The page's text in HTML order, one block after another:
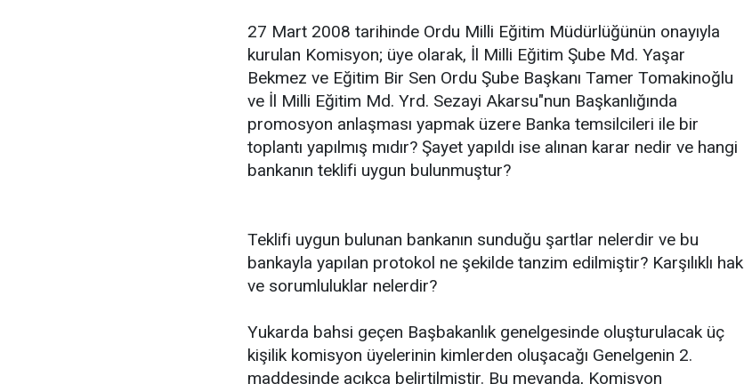
27 Mart 2008 tarihinde Ordu Milli Eğitim Müdürlüğünün onayıyla
kurulan Komisyon; üye olarak, İl Milli Eğitim Şube Md. Yaşar
Bekmez ve Eğitim Bir Sen Ordu Şube Başkanı Tamer Tomakinoğlu
ve İl Milli Eğitim Md. Yrd. Sezayi Akarsu"nun Başkanlığında
promosyon anlaşması yapmak üzere Banka temsilcileri ile bir
toplantı yapılmış mıdır? Şayet yapıldı ise alınan karar nedir ve hangi
bankanın teklifi uygun bulunmuştur?
Teklifi uygun bulunan bankanın sunduğu şartlar nelerdir ve bu
bankayla yapılan protokol ne şekilde tanzim edilmiştir? Karşılıklı hak
ve sorumluluklar nelerdir?
Yukarda bahsi geçen Başbakanlık genelgesinde oluşturulacak üç
kişilik komisyon üyelerinin kimlerden oluşacağı Genelgenin 2.
maddesinde açıkça belirtilmiştir. Bu meyanda, Komisyon